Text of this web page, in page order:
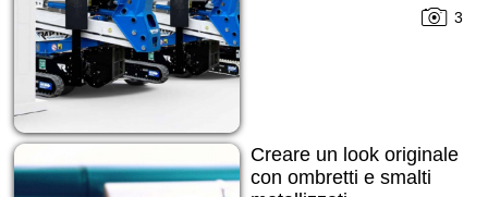
3
Creare un look originale
con ombretti e smalti